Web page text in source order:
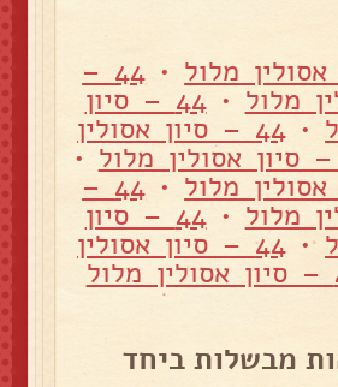
•
44 –
מלול • 44 – סיון
• 44 – סיון אסולין
•
•
44 –
מלול • 44 – סיון
• 44 – סיון אסולין
מבשלות ביחד